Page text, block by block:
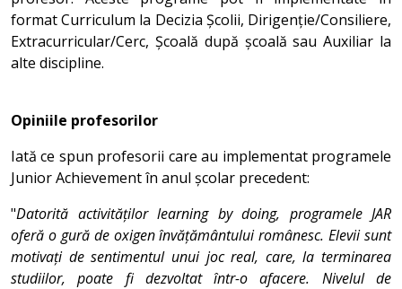
format Curriculum la Decizia Școlii, Dirigenție/Consiliere,
Extracurricular/Cerc, Școală după școală sau Auxiliar la
alte discipline.
Opiniile profesorilor
Iată ce spun profesorii care au implementat programele
Junior Achievement în anul școlar precedent:
"Datorită activităților learning by doing, programele JAR
oferă o gură de oxigen învățământului românesc. Elevii sunt
motivați de sentimentul unui joc real, care, la terminarea
studiilor, poate fi dezvoltat într-o afacere. Nivelul de